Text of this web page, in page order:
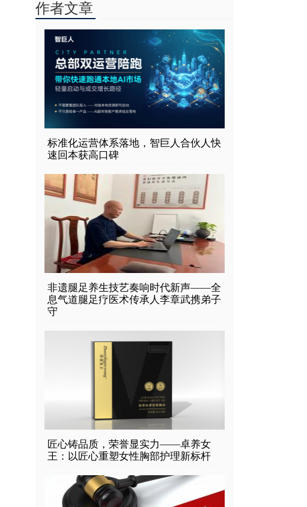
作者文章
标准化运营体系落地，智巨人合伙人快
速回本获高口碑
非遗腿足养生技艺奏响时代新声——全
息气道腿足疗医术传承人李章武携弟子
守
匠心铸品质，荣誉显实力——卓养女
王：以匠心重塑女性胸部护理新标杆